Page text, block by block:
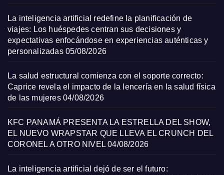
La inteligencia artificial redefine la planificación de
viajes: Los huéspedes centran sus decisiones y
expectativas enfocándose en experiencias auténticas y
personalizadas 05/08/2026
La salud estructural comienza con el soporte correcto:
Caprice revela el impacto de la lencería en la salud física
de las mujeres 04/08/2026
KFC PANAMÁ PRESENTA LA ESTRELLA DEL SHOW,
EL NUEVO WRAPSTAR QUE LLEVA EL CRUNCH DEL
CORONEL A OTRO NIVEL 04/08/2026
La inteligencia artificial dejó de ser el futuro: